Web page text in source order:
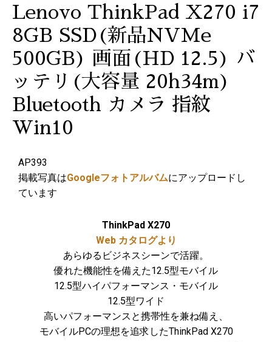
Lenovo ThinkPad X270 i7
8GB SSD(新品NVMe
500GB) 画面(HD 12.5) バ
ッテリ(大容量 20h34m)
Bluetooth カメラ 指紋
Win10
AP393
掲載写真はGoogleフォトアルバムにアップロードし
ています
ThinkPad X270
Web カタログより
あらゆるビジネスシーンで活躍。
優れた機能性を備えた12.5型モバイル
12.5型ハイパフォーマンス・モバイル
12.5型ワイド
高いパフォーマンスと携帯性を兼ね備え、
モバイルPCの理想を追求したThinkPad X270